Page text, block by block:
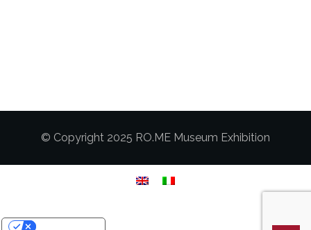
© Copyright 2025 RO.ME Museum Exhibition